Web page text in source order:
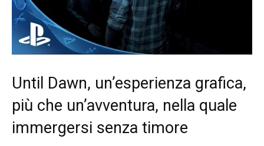
Until Dawn, un’esperienza grafica,
più che un’avventura, nella quale
immergersi senza timore